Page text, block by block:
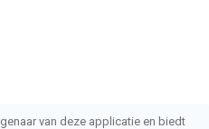
van deze applicatie en biedt